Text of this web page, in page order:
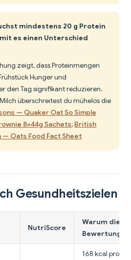
mindestens 20 g Protein
es einen Unterschied
zeigt, dass Proteinmengen
Hunger und
den Tag signifikant reduzieren.
überschreitest du mühelos die
— Quaker Oat So Simple
8×44g Sachets; British
Oats Food Fact Sheet
Gesundheitszielen
NutriScore
Warum diese
Bewertung?
168 kcal pro